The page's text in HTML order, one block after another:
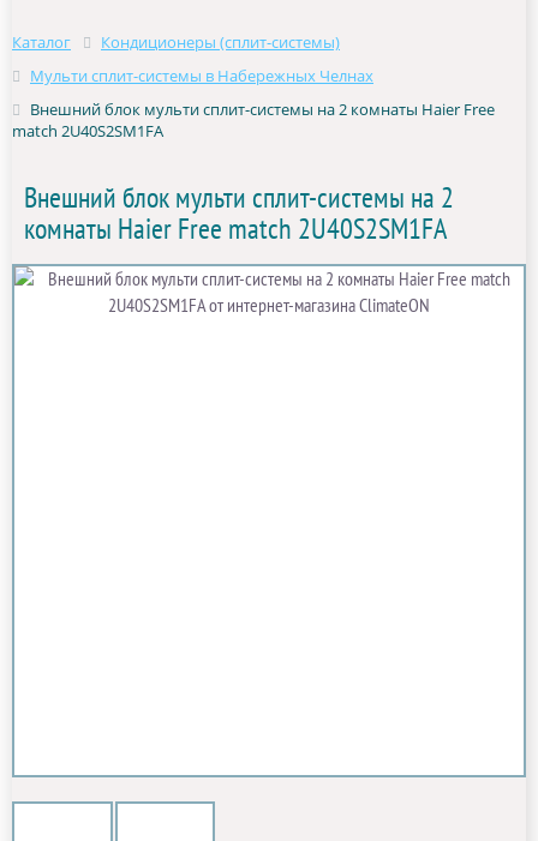
Каталог
Кондиционеры (сплит-системы)
Мульти сплит-системы в Набережных Челнах
Внешний блок мульти сплит-системы на 2 комнаты Haier Free
match 2U40S2SM1FA
Внешний блок мульти сплит-системы на 2
комнаты Haier Free match 2U40S2SM1FA